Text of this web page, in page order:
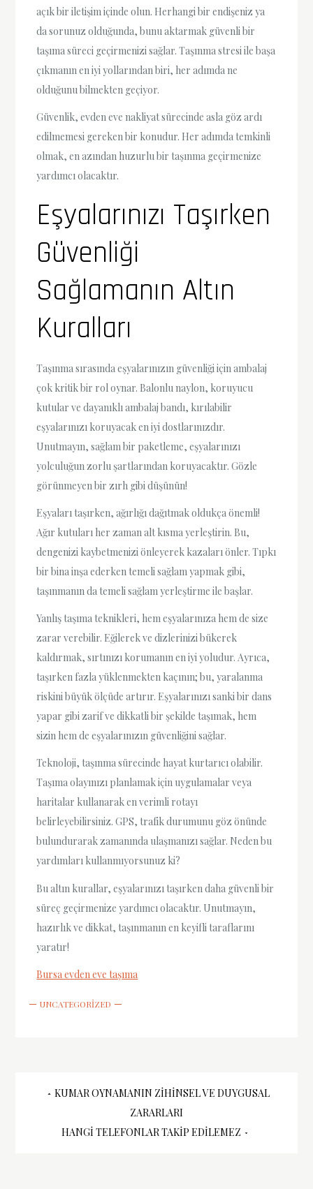
açık bir iletişim içinde olun. Herhangi bir endişeniz ya
da sorunuz olduğunda, bunu aktarmak güvenli bir
taşıma süreci geçirmenizi sağlar. Taşınma stresi ile başa
çıkmanın en iyi yollarından biri, her adımda ne
olduğunu bilmekten geçiyor.
Güvenlik, evden eve nakliyat sürecinde asla göz ardı
edilmemesi gereken bir konudur. Her adımda temkinli
olmak, en azından huzurlu bir taşınma geçirmenize
yardımcı olacaktır.
Eşyalarınızı Taşırken
Güvenliği
Sağlamanın Altın
Kuralları
Taşınma sırasında eşyalarınızın güvenliği için ambalaj
çok kritik bir rol oynar. Balonlu naylon, koruyucu
kutular ve dayanıklı ambalaj bandı, kırılabilir
eşyalarınızı koruyacak en iyi dostlarınızdır.
Unutmayın, sağlam bir paketleme, eşyalarınızı
yolculuğun zorlu şartlarından koruyacaktır. Gözle
görünmeyen bir zırh gibi düşünün!
Eşyaları taşırken, ağırlığı dağıtmak oldukça önemli!
Ağır kutuları her zaman alt kısma yerleştirin. Bu,
dengenizi kaybetmenizi önleyerek kazaları önler. Tıpkı
bir bina inşa ederken temeli sağlam yapmak gibi,
taşınmanın da temeli sağlam yerleştirme ile başlar.
Yanlış taşıma teknikleri, hem eşyalarınıza hem de size
zarar verebilir. Eğilerek ve dizlerinizi bükerek
kaldırmak, sırtınızı korumanın en iyi yoludur. Ayrıca,
taşırken fazla yüklenmekten kaçının; bu, yaralanma
riskini büyük ölçüde artırır. Eşyalarınızı sanki bir dans
yapar gibi zarif ve dikkatli bir şekilde taşımak, hem
sizin hem de eşyalarınızın güvenliğini sağlar.
Teknoloji, taşınma sürecinde hayat kurtarıcı olabilir.
Taşıma olayınızı planlamak için uygulamalar veya
haritalar kullanarak en verimli rotayı
belirleyebilirsiniz. GPS, trafik durumunu göz önünde
bulundurarak zamanında ulaşmanızı sağlar. Neden bu
yardımları kullanmıyorsunuz ki?
Bu altın kurallar, eşyalarınızı taşırken daha güvenli bir
süreç geçirmenize yardımcı olacaktır. Unutmayın,
hazırlık ve dikkat, taşınmanın en keyifli taraflarını
yaratır!
Bursa evden eve taşıma
UNCATEGORIZED
Yazı
gezinmesi
KUMAR OYNAMANIN ZIHINSEL VE DUYGUSAL
ZARARLARI
HANGI TELEFONLAR TAKIP EDILEMEZ